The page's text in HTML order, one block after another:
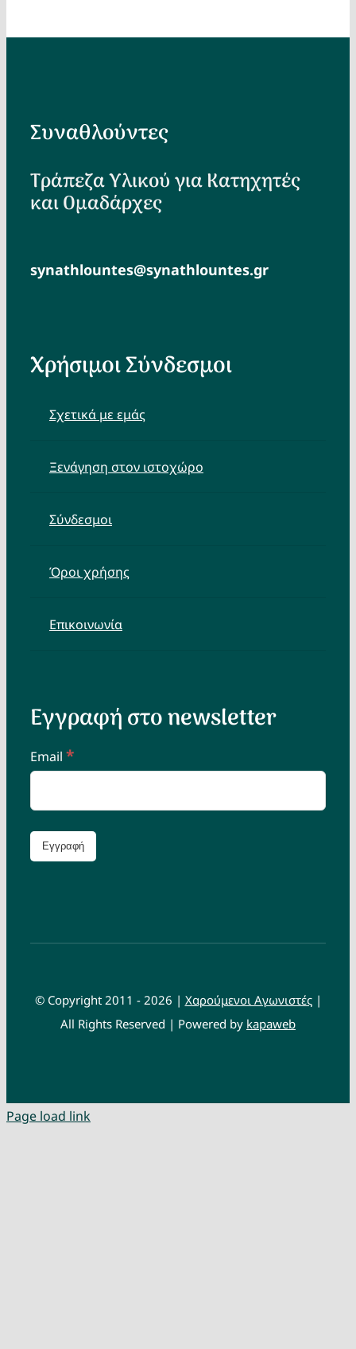
Συναθλούντες
Τράπεζα Υλικού για Κατηχητές
και Ομαδάρχες
synathlountes@synathlountes.gr
Χρήσιμοι Σύνδεσμοι
Σχετικά με εμάς
Ξενάγηση στον ιστοχώρο
Σύνδεσμοι
Όροι χρήσης
Επικοινωνία
Εγγραφή στο newsletter
Email *
© Copyright 2011 - 2026 | Χαρούμενοι Αγωνιστές|
All Rights Reserved | Powered by kapaweb
Page load link